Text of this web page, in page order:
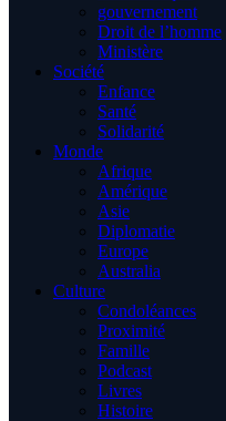
gouvernement
Droit de l’homme
Ministère
Société
Enfance
Santé
Solidarité
Monde
Afrique
Amérique
Asie
Diplomatie
Europe
Australia
Culture
Condoléances
Proximité
Famille
Podcast
Livres
Histoire